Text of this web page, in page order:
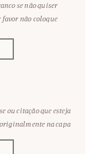
se não quiser
não coloque
ou citação que esteja
originalmente na capa